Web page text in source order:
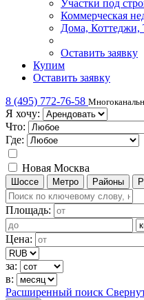
Участки под
Коммерческая
Дома, Коттеджи,
Оставить заявку
Купим
Оставить заявку
8 (495) 772-76-58
Я хочу:
Что:
Где:
Новая Москва
Шоссе Метро Районы
Площадь:
Цена:
за:
в:
Расширенный поиск